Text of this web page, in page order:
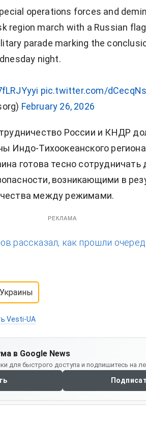
operations forces and
region march with a Russian
parade marking the
night.
pic.twitter.com/
February 26, 2026
России и КНДР
Индо-Тихоокеанского
готова тесно сотрудничать
возникающими в
между режимами.
РЕКЛАМА
рассказал, как прошли
Vesti-UA
в Google News
для быстрого доступа и подпишитесь на